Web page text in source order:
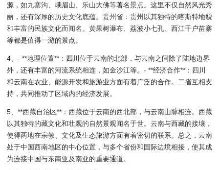
源，如九寨沟、峨眉山、乐山大佛等著名景点。这里不仅自然风光秀
丽，还有深厚的历史文化底蕴。贵州省：贵州以其独特的喀斯特地貌
和丰富的民族文化而闻名。黄果树瀑布、荔波小七孔、西江千户苗寨
等都是值得一游的景点。
4、- **地理位置**：四川位于云南的北部，与云南之间除了陆地边界
外，还有丰富的河流系统相连，如金沙江等。- **经济合作**：四川
和云南在农业、能源开发和旅游业方面有着广泛的合作。二省互相支
持，共同推动了区域内的经济发展。
5、**西藏自治区**：西藏位于云南的西北部，与云南山脉相连。西藏
以其独特的藏文化和壮观的自然景观闻名于世。云南与西藏的接壤，
使得两地在宗教、文化及生态旅游方面有着密切的联系。总之，云南
处于中国西南地区的中心位置，与多个省份和国际边境相接，使其成
为连接中国与东南亚及南亚的重要通道。